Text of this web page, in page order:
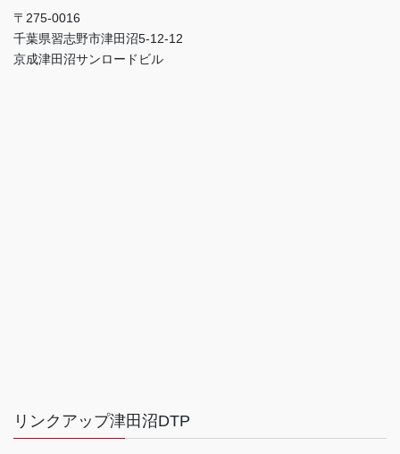
〒275-0016
千葉県習志野市津田沼5-12-12
京成津田沼サンロードビル
リンクアップ津田沼DTP